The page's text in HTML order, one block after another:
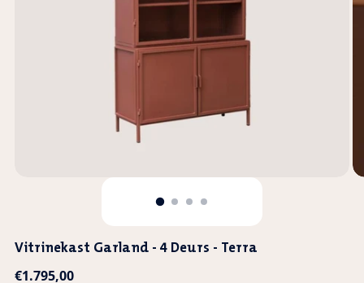
Vitrinekast Garland - 4 Deurs - Terra
Normale
€1.795,00